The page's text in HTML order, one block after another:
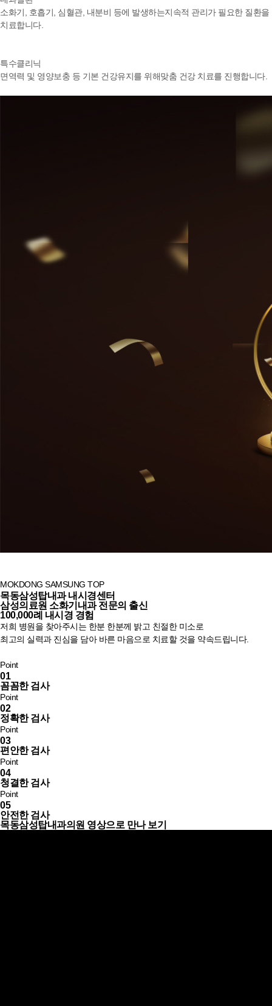
소화기, 호흡기, 심혈관, 내분비 등에 발생하는지속적 관리가 필요한 질환을
치료합니다.
특수클리닉
면역력 및 영양보충 등 기본 건강유지를 위해맞춤 건강 치료를 진행합니다.
MOKDONG SAMSUNG TOP
목동삼성탑내과 내시경센터
삼성의료원 소화기내과 전문의 출신
100,000례 내시경 경험
저희 병원을 찾아주시는 한분 한분께 밝고 친절한 미소로
최고의 실력과 진심을 담아 바른 마음으로 치료할 것을 약속드립니다.
Point
01
꼼꼼한 검사
Point
02
정확한 검사
Point
03
편안한 검사
Point
04
청결한 검사
Point
05
안전한 검사
목동삼성탑내과의원 영상으로 만나 보기